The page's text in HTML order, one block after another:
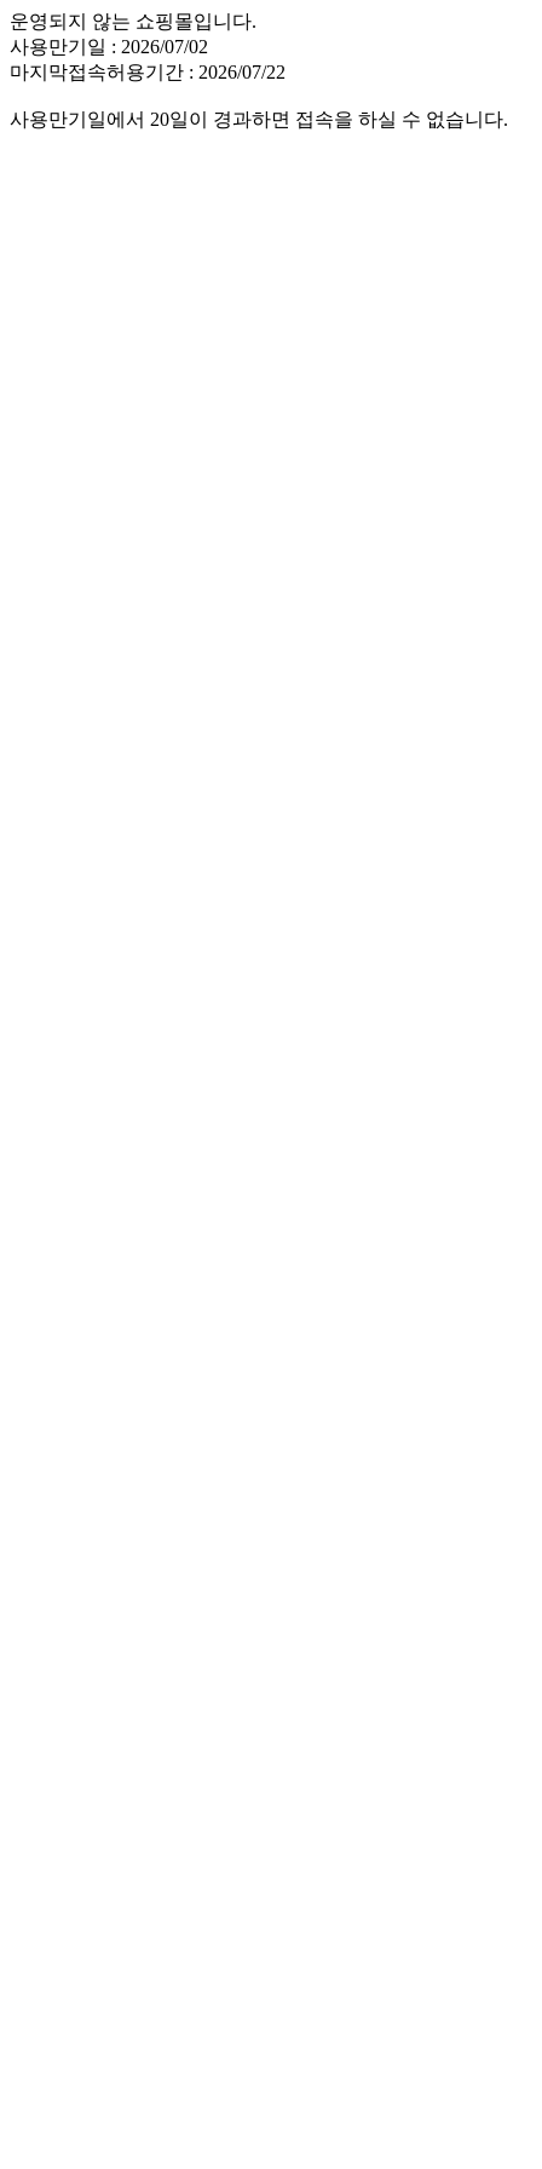
운영되지 않는 쇼핑몰입니다.
사용만기일 : 2026/07/02
마지막접속허용기간 : 2026/07/22
사용만기일에서 20일이 경과하면 접속을 하실 수 없습니다.